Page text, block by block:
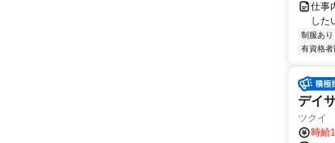
仕事
した
制服あり
有資格者
デイ
ツクイ
時給